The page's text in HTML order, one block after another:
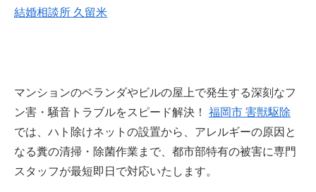
結婚相談所 久留米
マンションのベランダやビルの屋上で発生する深刻なフ
ン害・騒音トラブルをスピード解決！ 福岡市 害獣駆除
では、ハト除けネットの設置から、アレルギーの原因と
なる糞の清掃・除菌作業まで、都市部特有の被害に専門
スタッフが最短即日で対応いたします。